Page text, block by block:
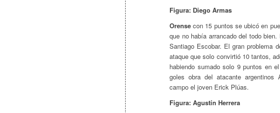
Figura: Diego Armas
Orense con 15 puntos se ubicó en
que no había arrancado del todo
Santiago Escobar. El gran problema
ataque que solo convirtió 10 tantos,
habiendo sumado solo 9 puntos en
goles obra del atacante argentinos
campo el joven Erick Plúas.
Figura: Agustín Herrera